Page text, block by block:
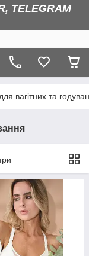
TELEGRAM
вагітних та